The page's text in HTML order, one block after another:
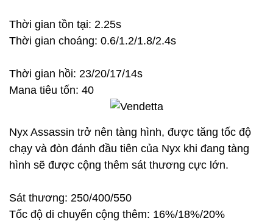
Thời gian tồn tại: 2.25s
Thời gian choáng: 0.6/1.2/1.8/2.4s
Thời gian hồi: 23/20/17/14s
Mana tiêu tốn: 40
Nyx Assassin trở nên tàng hình, được tăng tốc độ
chạy và đòn đánh đầu tiên của Nyx khi đang tàng
hình sẽ được cộng thêm sát thương cực lớn.
Sát thương: 250/400/550
Tốc độ di chuyển cộng thêm: 16%/18%/20%